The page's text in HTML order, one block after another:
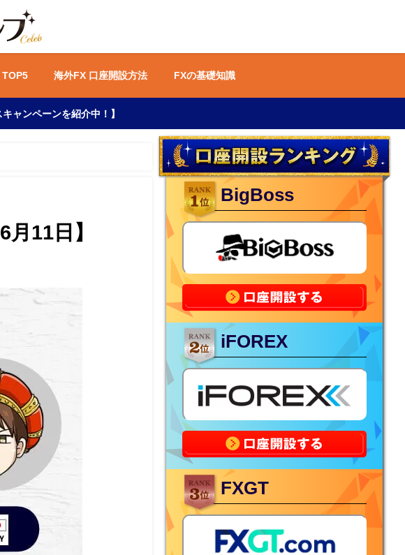
TOP5 海外FX 口座開設方法 FXの基礎知識
ャンペーンを紹介中！】
11日】
BigBoss
iFOREX
FXGT